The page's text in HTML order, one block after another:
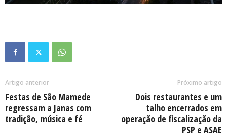
Artigo anterior
Festas de São Mamede
regressam a Janas com
tradição, música e fé
Próximo artigo
Dois restaurantes e um
talho encerrados em
operação de fiscalização da
PSP e ASAE